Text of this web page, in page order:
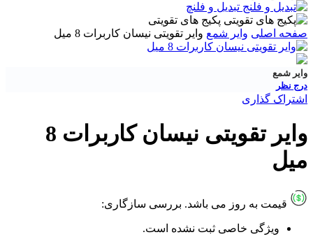
تبدیل و فلنچ
پکیج های تقویتی
صفحه اصلی وایر شمع وایر تقویتی نیسان کاربرات 8 میل
وایر شمع
درج نظر
اشتراک گذاری
وایر تقویتی نیسان کاربرات 8
میل
قیمت به روز می باشد. بررسی سازگاری:
ویژگی خاصی ثبت نشده است.